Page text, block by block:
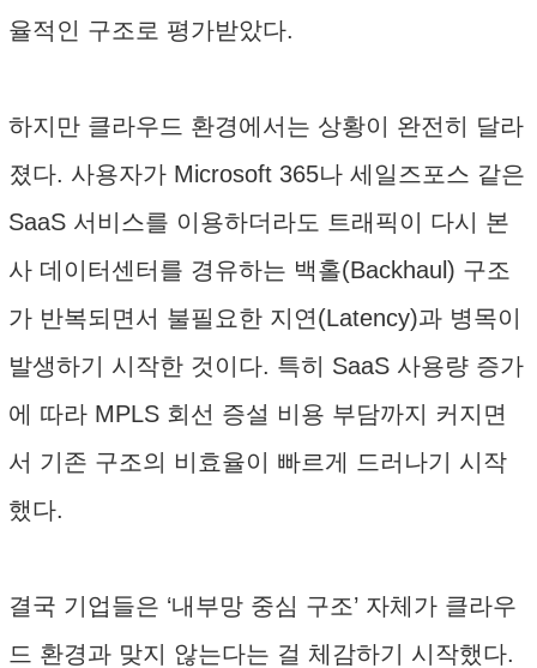
율적인 구조로 평가받았다.
하지만 클라우드 환경에서는 상황이 완전히 달라
졌다. 사용자가 Microsoft 365나 세일즈포스 같은
SaaS 서비스를 이용하더라도 트래픽이 다시 본
사 데이터센터를 경유하는 백홀(Backhaul) 구조
가 반복되면서 불필요한 지연(Latency)과 병목이
발생하기 시작한 것이다. 특히 SaaS 사용량 증가
에 따라 MPLS 회선 증설 비용 부담까지 커지면
서 기존 구조의 비효율이 빠르게 드러나기 시작
했다.
결국 기업들은 ‘내부망 중심 구조’ 자체가 클라우
드 환경과 맞지 않는다는 걸 체감하기 시작했다.